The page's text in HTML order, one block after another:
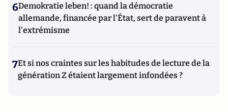
6Demokratie leben! : quand la démocratie
allemande, financée par l'État, sert de paravent à
l'extrémisme
7Et si nos craintes sur les habitudes de lecture de la
génération Z étaient largement infondées ?